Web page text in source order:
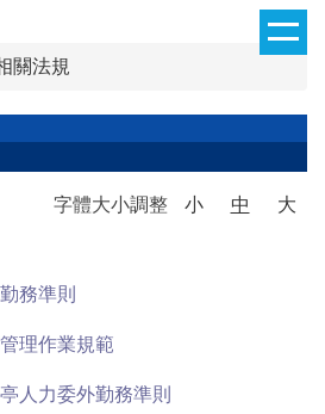
關法規
字體大小調整 小 中
大
務準則
理作業規範
人力委外勤務準則